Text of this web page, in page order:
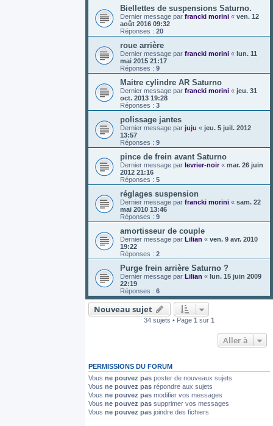
Biellettes de suspensions Saturno.
Dernier message par francki morini « ven. 12
août 2016 09:32
Réponses : 20
roue arrière
Dernier message par francki morini « lun. 11
mai 2015 21:17
Réponses : 9
Maitre cylindre AR Saturno
Dernier message par francki morini « jeu. 31
oct. 2013 19:28
Réponses : 3
polissage jantes
Dernier message par juju « jeu. 5 juil. 2012
13:57
Réponses : 9
pince de frein avant Saturno
Dernier message par levrier-noir« mar. 26 juin
2012 21:16
Réponses : 5
réglages suspension
Dernier message par francki morini « sam. 22
mai 2010 13:46
Réponses : 9
amortisseur de couple
Dernier message par Lilian « ven. 9 avr. 2010
19:22
Réponses : 2
Purge frein arrière Saturno ?
Dernier message par Lilian « lun. 15 juin 2009
22:19
Réponses : 6
Nouveau sujet
34 sujets • Page 1 sur 1
Aller à
PERMISSIONS DU FORUM
Vous ne pouvez pas poster de nouveaux sujets
Vous ne pouvez pas répondre aux sujets
Vous ne pouvez pas modifier vos messages
Vous ne pouvez pas supprimer vos messages
Vous ne pouvez pas joindre des fichiers